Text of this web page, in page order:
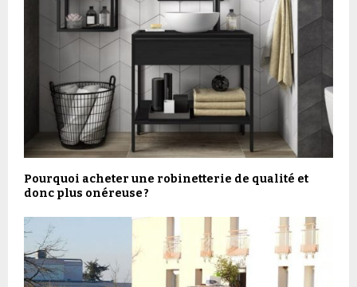
Pourquoi acheter une robinetterie de qualité et
donc plus onéreuse ?